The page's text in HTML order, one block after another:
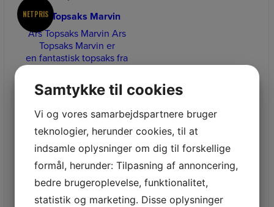
NETPRISArs Topsaks Marvin
Ars Topsaks Marvin Ars
Topsaks Marvin er
en fantastisk topsaks fra
amerikanske Marvin. Skærer
let
1.889,00kr.
Læs mere
Samtykke til cookies
Vi og vores samarbejdspartnere bruger
teknologier, herunder cookies, til at
indsamle oplysninger om dig til forskellige
formål, herunder: Tilpasning af annoncering,
bedre brugeroplevelse, funktionalitet,
statistik og marketing. Disse oplysninger